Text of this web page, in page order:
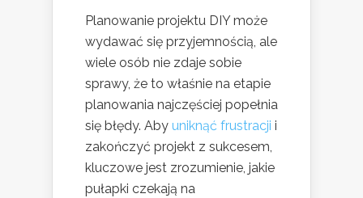
Planowanie projektu DIY może
wydawać się przyjemnością, ale
wiele osób nie zdaje sobie
sprawy, że to właśnie na etapie
planowania najczęściej popełnia
się błędy. Aby uniknąć frustracji i
zakończyć projekt z sukcesem,
kluczowe jest zrozumienie, jakie
pułapki czekają na